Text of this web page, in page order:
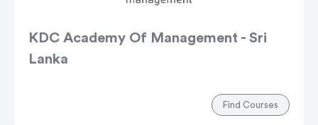
KDC Academy Of Management - Sri
Lanka
Find Courses